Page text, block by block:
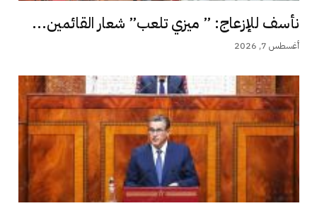
نأسف للإزعاج: ” ميزي تلعب” شعار القائمين...
أغسطس 7, 2026